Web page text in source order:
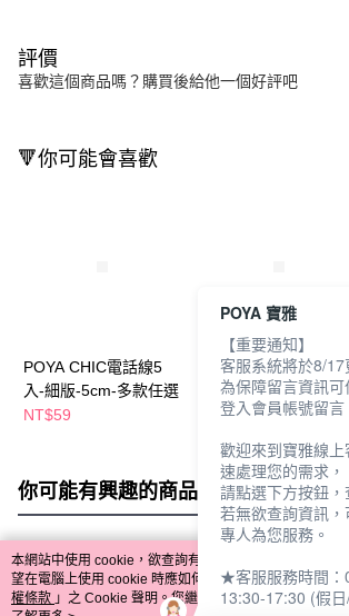
評價
喜歡這個商品嗎？購買後給他一個好評吧
🔻你可能會喜歡
POYA CHIC電話線5
入-細版-5cm-多款任選
NT$59
POYA CHIC極美電話
線4入-漸層5cm-多款
任選
NT$49
你可能有興趣的商品 全站排行
熱門標籤
本網站中使用 cookie，欲查詢有關本網站使用 cookie 方
望在電腦上使用 cookie 時應如何變更電腦的 cookie 設定
權條款 」之 Cookie 聲明。您繼續使用本網站即表示您
POYA 寶雅
【重要通知】
客服系統將於8/17
為保障留言資訊
登入會員帳號留言
歡迎來到寶雅線
速處理您的需求，
請點選下方按鈕，
若無欲查詢資訊
專人為您服務。
★客服服務時間
13:30-17:30 (假